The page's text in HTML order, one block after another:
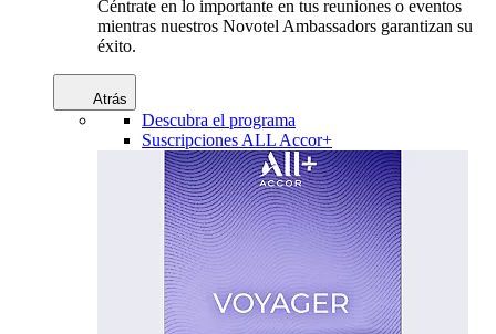
Céntrate en lo importante en tus reuniones o eventos
mientras nuestros Novotel Ambassadors garantizan su
éxito.
Atrás
Descubra el programa
Suscripciones ALL Accor+